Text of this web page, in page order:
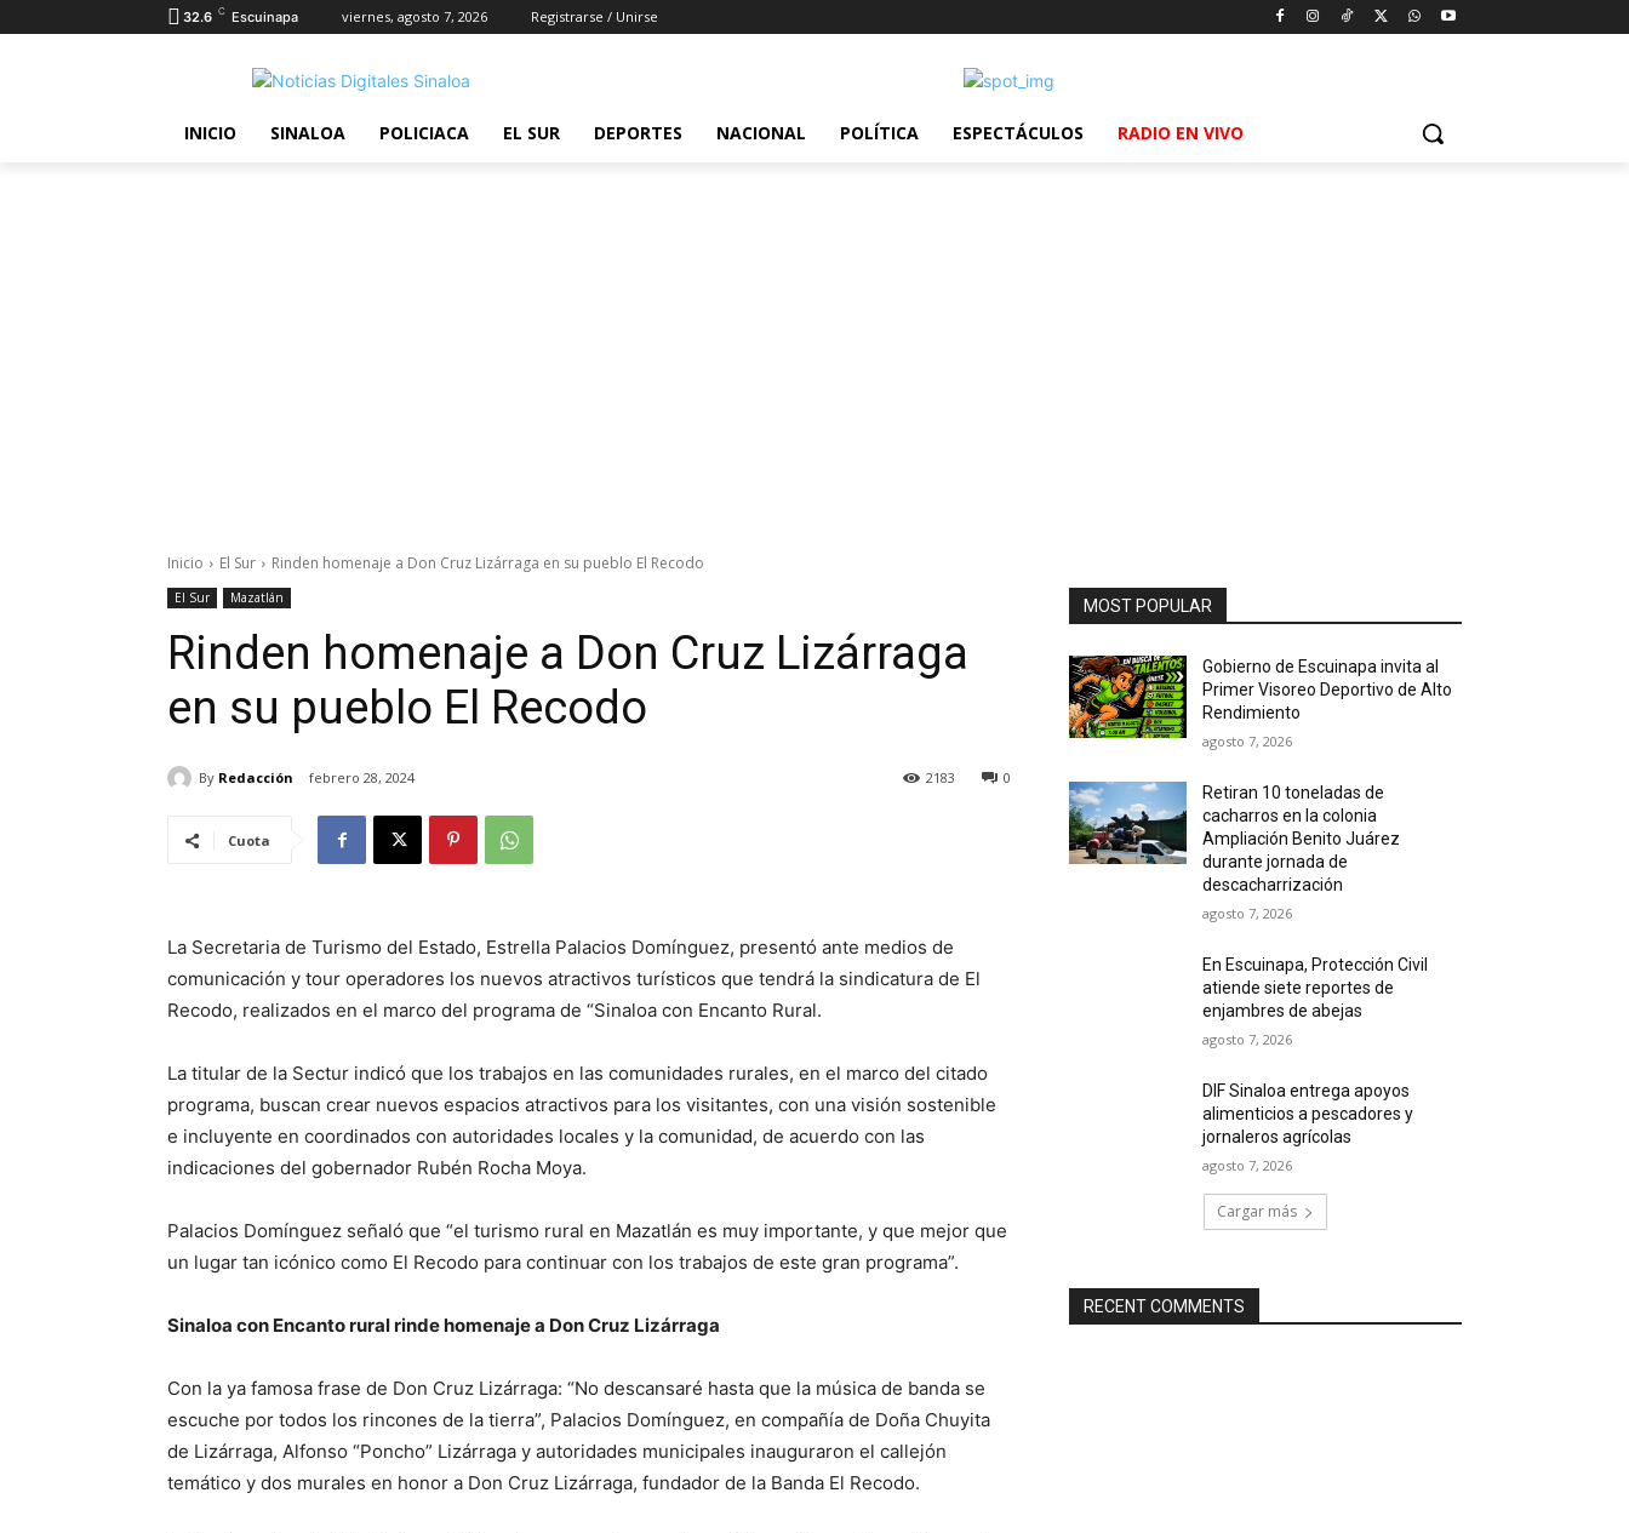
32.6 C Escuinapa viernes, agosto 7, 2026 Registrarse / Unirse
INICIO SINALOA POLICIACA EL SUR DEPORTES NACIONAL POLÍTICA ESPECTÁCULOS RADIO EN VIVO
Inicio El Sur Rinden homenaje a Don Cruz Lizárraga en su pueblo El Recodo
El Sur Mazatlán
Rinden homenaje a Don Cruz Lizárraga
en su pueblo El Recodo
By Redacción febrero 28, 2024 0
2183
Cuota
La Secretaria de Turismo del Estado, Estrella Palacios Domínguez, presentó ante medios de
comunicación y tour operadores los nuevos atractivos turísticos que tendrá la sindicatura de El
Recodo, realizados en el marco del programa de “Sinaloa con Encanto Rural.
La titular de la Sectur indicó que los trabajos en las comunidades rurales, en el marco del citado
programa, buscan crear nuevos espacios atractivos para los visitantes, con una visión sostenible
e incluyente en coordinados con autoridades locales y la comunidad, de acuerdo con las
indicaciones del gobernador Rubén Rocha Moya.
Palacios Domínguez señaló que “el turismo rural en Mazatlán es muy importante, y que mejor que
un lugar tan icónico como El Recodo para continuar con los trabajos de este gran programa”.
Sinaloa con Encanto rural rinde homenaje a Don Cruz Lizárraga
Con la ya famosa frase de Don Cruz Lizárraga: “No descansaré hasta que la música de banda se
escuche por todos los rincones de la tierra”, Palacios Domínguez, en compañía de Doña Chuyita
de Lizárraga, Alfonso “Poncho” Lizárraga y autoridades municipales inauguraron el callejón
temático y dos murales en honor a Don Cruz Lizárraga, fundador de la Banda El Recodo.
MOST POPULAR
Gobierno de Escuinapa invita al
Primer Visoreo Deportivo de Alto
Rendimiento
agosto 7, 2026
Retiran 10 toneladas de
cacharros en la colonia
Ampliación Benito Juárez
durante jornada de
descacharrización
agosto 7, 2026
En Escuinapa, Protección Civil
atiende siete reportes de
enjambres de abejas
agosto 7, 2026
DIF Sinaloa entrega apoyos
alimenticios a pescadores y
jornaleros agrícolas
agosto 7, 2026
Cargar más
RECENT COMMENTS